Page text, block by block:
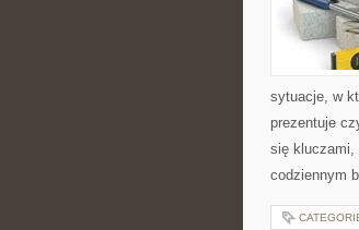
sytuacje, w
prezentuje
się kluczami,
codziennym